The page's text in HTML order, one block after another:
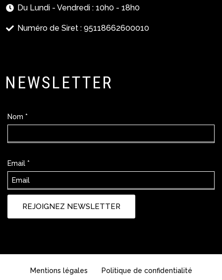
Du Lundi - Vendredi : 10h0 - 18h0
Numéro de Siret : 95118662600010
NEWSLETTER
Nom *
Email *
REJOIGNEZ NEWSLETTER
Mentions légales Politique de confidentialité